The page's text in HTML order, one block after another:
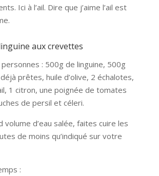
Ici à l’ail. Dire que j’aime l’ail est
aux crevettes
: 500g de linguine, 500g
prêtes, huile d’olive, 2 échalotes,
1 citron, une poignée de tomates
de persil et céleri.
volume d’eau salée, faites cuire les
de moins qu’indiqué sur votre
: